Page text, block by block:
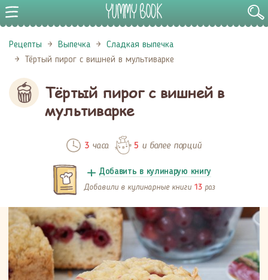
Рецепты Выпечка
Сладкая выпечка
Тёртый пирог с вишней в мультиварке
Тёртый пирог с вишней в
мультиварке
3 часа 5 и более порций
Добавить в кулинарую книгу
Добавили в кулинарные книги 13 раз